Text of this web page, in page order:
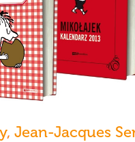
, Jean-Jacques